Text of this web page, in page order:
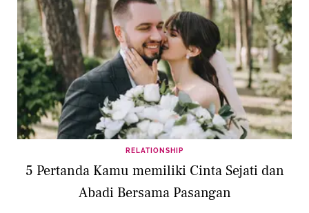
RELATIONSHIP
5 Pertanda Kamu memiliki Cinta Sejati dan
Abadi Bersama Pasangan